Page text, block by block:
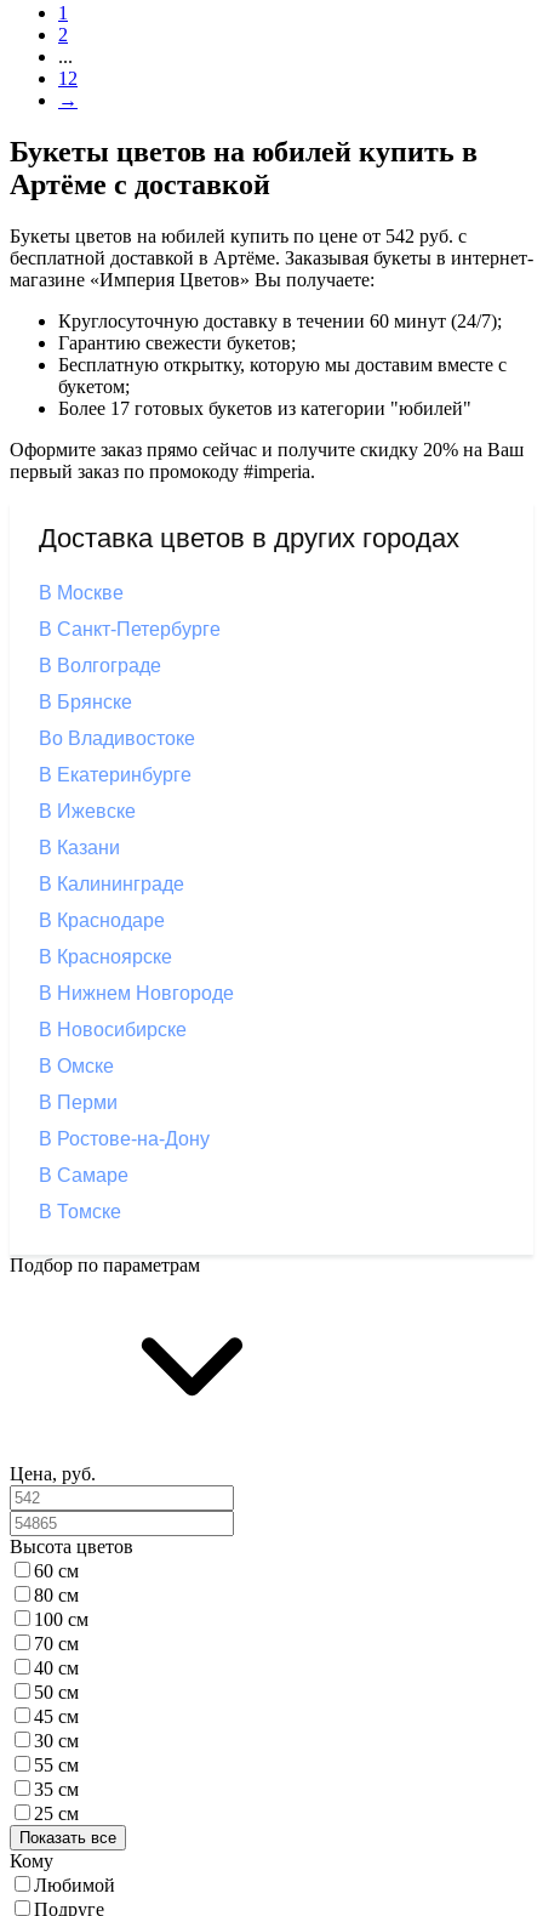
1
2
...
12
→
Букеты цветов на юбилей купить в
Артёме с доставкой
Букеты цветов на юбилей купить по цене от 542 руб. с
бесплатной доставкой в Артёме. Заказывая букеты в интернет-
магазине «Империя Цветов» Вы получаете:
Круглосуточную доставку в течении 60 минут (24/7);
Гарантию свежести букетов;
Бесплатную открытку, которую мы доставим вместе с
букетом;
Более 17 готовых букетов из категории "юбилей"
Оформите заказ прямо сейчас и получите скидку 20% на Ваш
первый заказ по промокоду #imperia.
Доставка цветов в других городах
В Москве
В Санкт-Петербурге
В Волгограде
В Брянске
Во Владивостоке
В Екатеринбурге
В Ижевске
В Казани
В Калининграде
В Краснодаре
В Красноярске
В Нижнем Новгороде
В Новосибирске
В Омске
В Перми
В Ростове-на-Дону
В Самаре
В Томске
Подбор по параметрам
Цена, руб.
Высота цветов
60 см
80 см
100 см
70 см
40 см
50 см
45 см
30 см
55 см
35 см
25 см
Показать все
Кому
Любимой
Подруге